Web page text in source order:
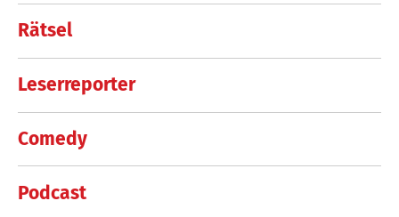
Rätsel
Leserreporter
Comedy
Podcast